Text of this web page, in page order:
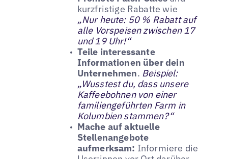
kurzfristige Rabatte wie
„Nur heute: 50 % Rabatt auf
alle Vorspeisen zwischen 17
und 19 Uhr!“
Teile interessante
Informationen über dein
Unternehmen. Beispiel:
„Wusstest du, dass unsere
Kaffeebohnen von einer
familiengeführten Farm in
Kolumbien stammen?“
Mache auf aktuelle
Stellenangebote
aufmerksam: Informiere die